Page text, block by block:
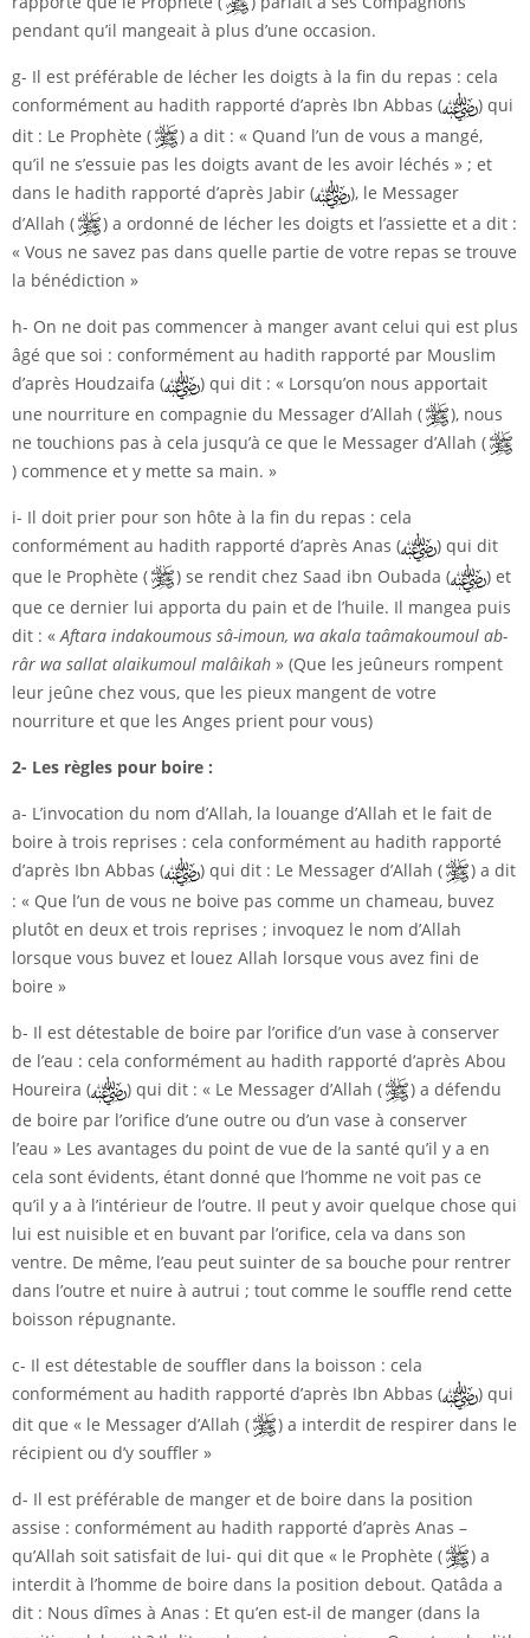
pendant qu’il mangeait à plus d’une occasion.
g- Il est préférable de lécher les doigts à la fin du repas : cela
conformément au hadith rapporté d’après Ibn Abbas (
) qui
dit : Le Prophète (
) a dit : « Quand l’un de vous a mangé,
qu’il ne s’essuie pas les doigts avant de les avoir léchés » ; et
dans le hadith rapporté d’après Jabir (
), le Messager
d’Allah (
) a ordonné de lécher les doigts et l’assiette et a dit :
« Vous ne savez pas dans quelle partie de votre repas se trouve
la bénédiction »
h- On ne doit pas commencer à manger avant celui qui est plus
âgé que soi : conformément au hadith rapporté par Mouslim
d’après Houdzaifa (
) qui dit : « Lorsqu’on nous apportait
une nourriture en compagnie du Messager d’Allah (
), nous
ne touchions pas à cela jusqu’à ce que le Messager d’Allah (
) commence et y mette sa main. »
i- Il doit prier pour son hôte à la fin du repas : cela
conformément au hadith rapporté d’après Anas (
) qui dit
que le Prophète (
) se rendit chez Saad ibn Oubada (
) et
que ce dernier lui apporta du pain et de l’huile. Il mangea puis
dit : «Aftara indakoumous sâ-imoun, wa akala taâmakoumoul ab-
râr wa sallat alaikumoul malâikah » (Que les jeûneurs rompent
leur jeûne chez vous, que les pieux mangent de votre
nourriture et que les Anges prient pour vous)
2- Les règles pour boire :
a- L’invocation du nom d’Allah, la louange d’Allah et le fait de
boire à trois reprises : cela conformément au hadith rapporté
d’après Ibn Abbas (
) qui dit : Le Messager d’Allah (
) a dit
: « Que l’un de vous ne boive pas comme un chameau, buvez
plutôt en deux et trois reprises ; invoquez le nom d’Allah
lorsque vous buvez et louez Allah lorsque vous avez fini de
boire »
b- Il est détestable de boire par l’orifice d’un vase à conserver
de l’eau : cela conformément au hadith rapporté d’après Abou
Houreira (
) qui dit : « Le Messager d’Allah (
) a défendu
de boire par l’orifice d’une outre ou d’un vase à conserver
l’eau » Les avantages du point de vue de la santé qu’il y a en
cela sont évidents, étant donné que l’homme ne voit pas ce
qu’il y a à l’intérieur de l’outre. Il peut y avoir quelque chose qui
lui est nuisible et en buvant par l’orifice, cela va dans son
ventre. De même, l’eau peut suinter de sa bouche pour rentrer
dans l’outre et nuire à autrui ; tout comme le souffle rend cette
boisson répugnante.
c- Il est détestable de souffler dans la boisson : cela
conformément au hadith rapporté d’après Ibn Abbas (
) qui
dit que « le Messager d’Allah (
) a interdit de respirer dans le
récipient ou d’y souffler »
d- Il est préférable de manger et de boire dans la position
assise : conformément au hadith rapporté d’après Anas –
qu’Allah soit satisfait de lui- qui dit que « le Prophète (
) a
interdit à l’homme de boire dans la position debout. Qatâda a
dit : Nous dîmes à Anas : Et qu’en est-il de manger (dans la